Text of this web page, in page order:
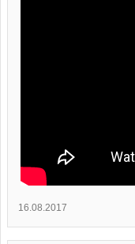
16.08.2017